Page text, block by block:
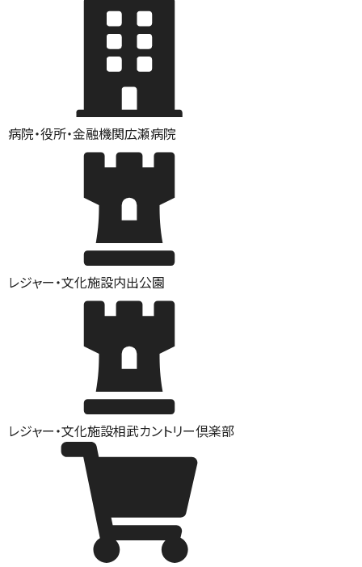
病院・役所・金融機関広瀬病院
レジャー・文化施設内出公園
レジャー・文化施設相武カントリー倶楽部